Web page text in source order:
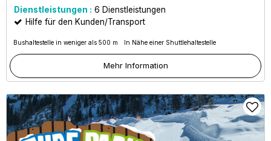
Dienstleistungen : 6 Dienstleistungen
Hilfe für den Kunden/Transport
Bushaltestelle in weniger als 500 m In Nähe einer Shuttlehaltestelle
Mehr Information